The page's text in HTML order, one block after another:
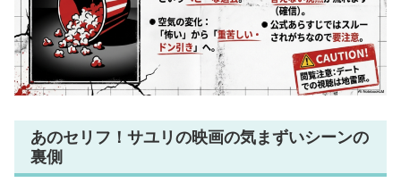
あのセリフ！サユリの映画の気まずいシーンの
裏側